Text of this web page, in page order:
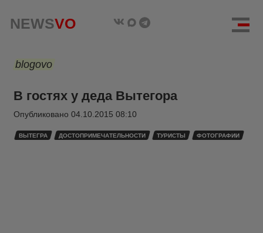
NEWSVO
blogovo
В гостях у деда Вытегора
Опубликовано 04.10.2015 08:10
ВЫТЕГРА ДОСТОПРИМЕЧАТЕЛЬНОСТИ ТУРИСТЫ ФОТОГРАФИИ